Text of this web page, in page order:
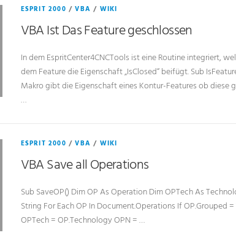
ESPRIT 2000 /VBA / WIKI
VBA Ist Das Feature geschlossen
In dem EspritCenter4CNCTools ist eine Routine integriert,
dem Feature die Eigenschaft „IsClosed“ beifügt. Sub
Makro gibt die Eigenschaft eines Kontur-Features ob diese
…
ESPRIT 2000 /VBA / WIKI
VBA Save all Operations
Sub SaveOP() Dim OP As Operation Dim OPTech As
String For Each OP In Document.Operations If OP.Grouped
OPTech = OP.Technology OPN = …